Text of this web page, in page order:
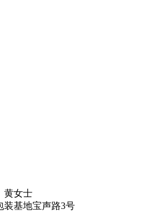
黄女士
装基地宝声路3号